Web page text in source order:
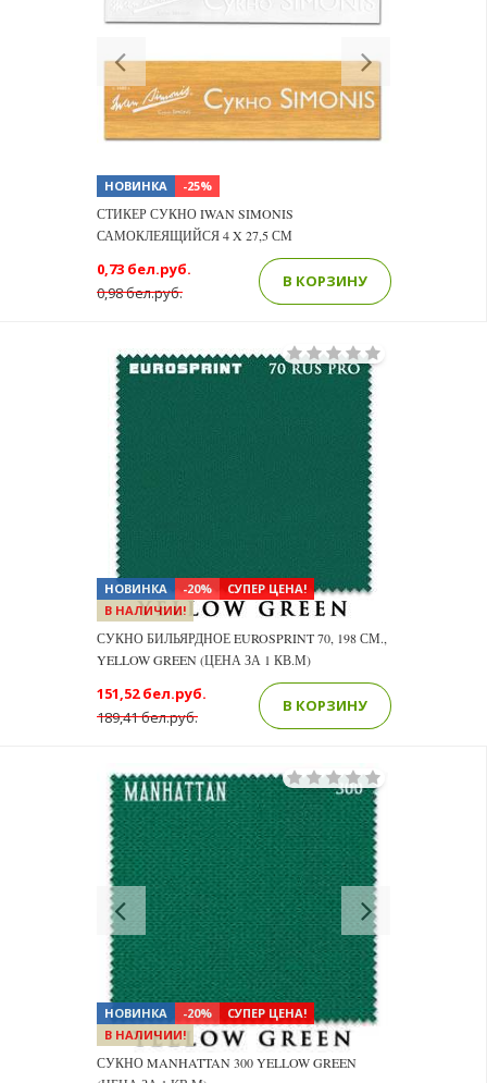
Previous
НОВИНКА -25%
СТИКЕР СУКНО IWAN SIMONIS
САМОКЛЕЯЩИЙСЯ 4 X 27,5 СМ
0,98 бел.руб.
0,73 бел.руб.
В КОРЗИНУ
НОВИНКА -20%
СУПЕР ЦЕНА!
В НАЛИЧИИ!
СУКНО БИЛЬЯРДНОЕ EUROSPRINT 70, 198 СМ.,
YELLOW GREEN (ЦЕНА ЗА 1 КВ.М)
189,41 бел.руб.
151,52 бел.руб.
В КОРЗИНУ
Previous Next
НОВИНКА -20%
СУПЕР ЦЕНА!
В НАЛИЧИИ!
СУКНО MANHATTAN 300 YELLOW GREEN